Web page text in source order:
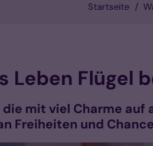
Startseite
Leben Flügel
mit viel Charme
Freiheiten und